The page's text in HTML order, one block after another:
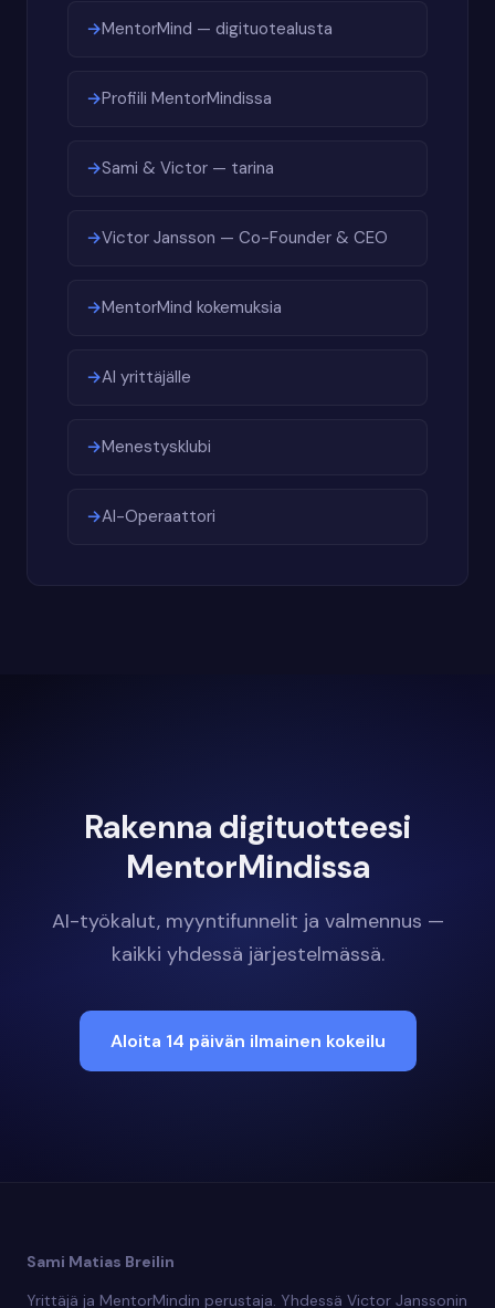
MentorMind — digituotealusta
Profiili MentorMindissa
Sami & Victor — tarina
Victor Jansson — Co-Founder & CEO
MentorMind kokemuksia
AI yrittäjälle
Menestysklubi
AI-Operaattori
Rakenna digituotteesi
MentorMindissa
AI-työkalut, myyntifunnelit ja valmennus —
kaikki yhdessä järjestelmässä.
Aloita 14 päivän ilmainen kokeilu
Sami Matias Breilin
Yrittäjä ja MentorMindin perustaja. Yhdessä Victor Janssonin